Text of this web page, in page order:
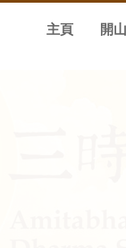
主頁 開